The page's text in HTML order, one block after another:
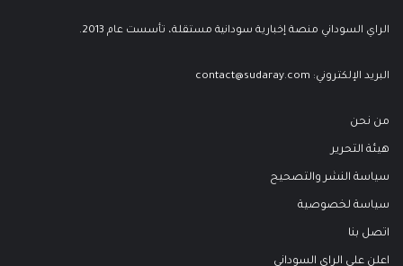
الراي السوداني منصة إخبارية سودانية مستقلة، تأسست عام 2013.
البريد الإلكتروني: contact@sudaray.com
من نحن
هيئة التحرير
سياسة النشر والتصحيح
سياسة لخصوصية
اتصل بنا
اعلن على الراي السوداني